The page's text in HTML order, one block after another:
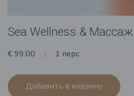
Sea Wellness &
€ 99.00 1 перс
Добавить в корзину